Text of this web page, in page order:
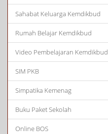
Sahabat Keluarga Kemdikbud
Rumah Belajar Kemdikbud
Video Pembelajaran Kemdikbud
SIM PKB
Simpatika Kemenag
Buku Paket Sekolah
Online BOS